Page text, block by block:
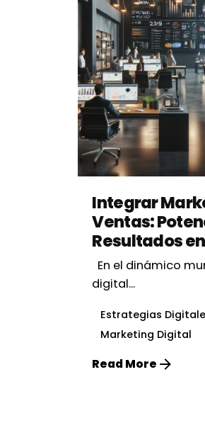
Posted by
Vbrand
Integrar
Ventas:
Resultados
En el dinámico
digital...
Estrategias
Marketing Digital
Read More